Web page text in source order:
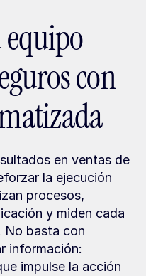
con
en ventas de
la ejecución
procesos,
y miden cada
No basta con
información:
impulse la acción